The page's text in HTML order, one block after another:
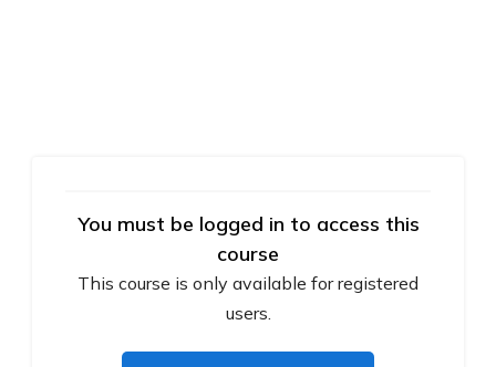
You must be logged in to access this
course
This course is only available for registered
users.